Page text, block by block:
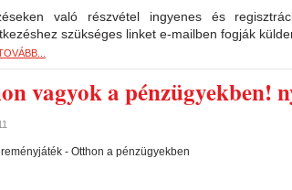
való részvétel ingyenes és
szükséges linket e-mailben fogják
vagyok a pénzügyekben!